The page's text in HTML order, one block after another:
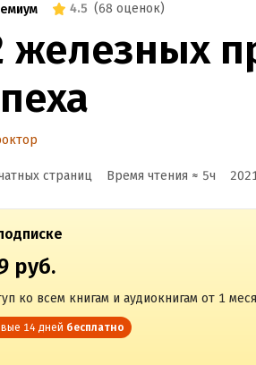
4.5 (68 оценок)
железных
страниц Время чтения ≈ 5ч
руб.
ко всем книгам и аудиокнигам от 1
14 дней бесплатно